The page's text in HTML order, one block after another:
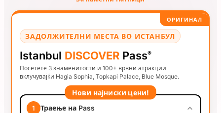
ОРИГИНАЛ
ЗАДОЛЖИТЕЛНИ МЕСТА ВО ИСТАНБУЛ
Istanbul DISCOVER Pass®
Посетете 3 знаменитости и 100+ врвни атракции
вклучувајќи Hagia Sophia, Topkapi Palace, Blue Mosque.
Нови најниски цени!
1 Траење на Pass